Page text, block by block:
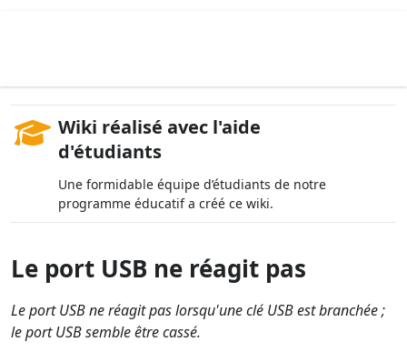
Wiki réalisé avec l'aide
d'étudiants
Une formidable équipe d’étudiants de notre
programme éducatif a créé ce wiki.
Le port USB ne réagit pas
Le port USB ne réagit pas lorsqu'une clé USB est branchée ;
le port USB semble être cassé.